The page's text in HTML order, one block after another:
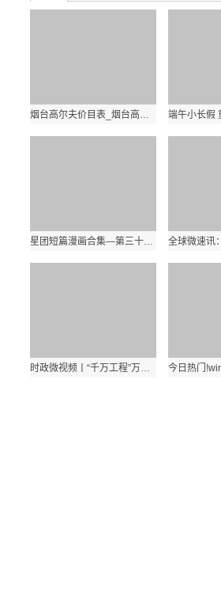
烟台高尔夫价目表_烟台高尔夫
星团短篇漫画合集—第三十七期 全球速看
时政微视频丨“千万工程”万千气象 天天热门